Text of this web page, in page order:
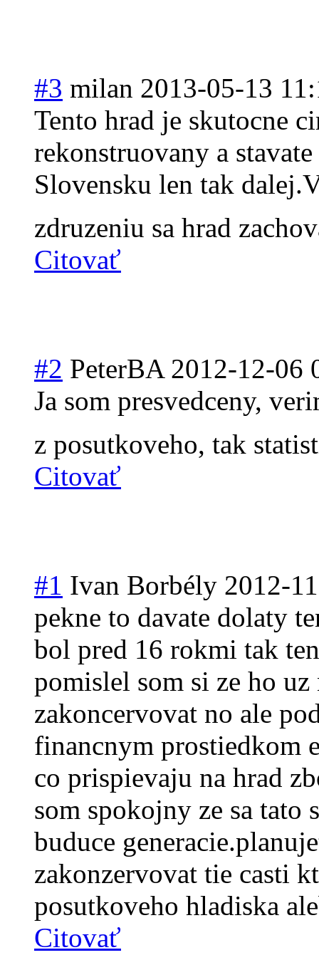
#3 milan 2013-05-13
Tento hrad je skutocne
rekonstruovany a
Slovensku len tak
zdruzeniu sa hrad
Citovať
#2 PeterBA 2012-12-06
Ja som presvedceny,
z posutkoveho, tak
Citovať
#1 Ivan Borbély 2012-
pekne to davate dolaty
bol pred 16 rokmi tak
pomislel som si ze ho
zakoncervovat no ale
financnym prostiedkom
co prispievaju na hrad
som spokojny ze sa tato
buduce
zakonzervovat tie casti
posutkoveho hladiska
Citovať